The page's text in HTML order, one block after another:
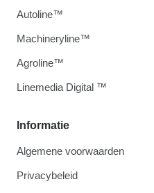
Informatie
Algemene voorwaarden
Privacybeleid
Autoline™
Machineryline™
Agroline™
Linemedia Digital ™